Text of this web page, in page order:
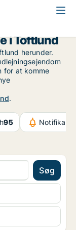
i Toftlund
herunder.
for at komme
.
95
Søg